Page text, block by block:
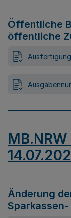
Öffentliche
öffentliche
Änderung